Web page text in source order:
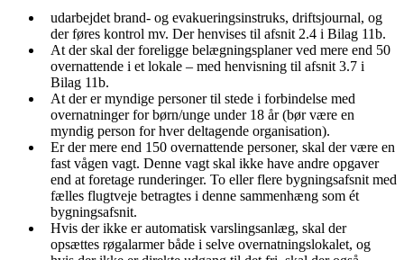
udarbejdet brand- og evakueringsinstruks, driftsjournal, og
der føres kontrol mv. Der henvises til afsnit 2.4 i Bilag 11b.
At der skal der foreligge belægningsplaner ved mere end 50
overnattende i et lokale – med henvisning til afsnit 3.7 i
Bilag 11b.
At der er myndige personer til stede i forbindelse med
overnatninger for børn/unge under 18 år (bør være en
myndig person for hver deltagende organisation).
Er der mere end 150 overnattende personer, skal der være en
fast vågen vagt. Denne vagt skal ikke have andre opgaver
end at foretage runderinger. To eller flere bygningsafsnit med
fælles flugtveje betragtes i denne sammenhæng som ét
bygningsafsnit.
Hvis der ikke er automatisk varslingsanlæg, skal der
opsættes røgalarmer både i selve overnatningslokalet, og